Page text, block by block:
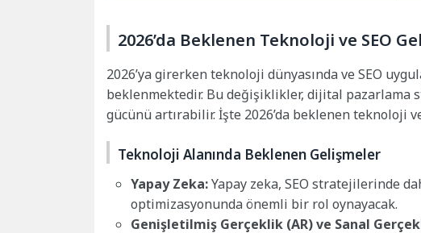
2026’da Beklenen Teknoloji ve SEO
2026’ya girerken teknoloji dünyasında ve SEO
beklenmektedir. Bu değişiklikler, dijital
gücünü artırabilir. İşte 2026’da beklenen teknoloji
Teknoloji Alanında Beklenen Gelişmeler
Yapay Zeka:Yapay zeka, SEO stratejilerinde
optimizasyonunda önemli bir rol oynayacak.
Genişletilmiş Gerçeklik (AR) ve Sanal